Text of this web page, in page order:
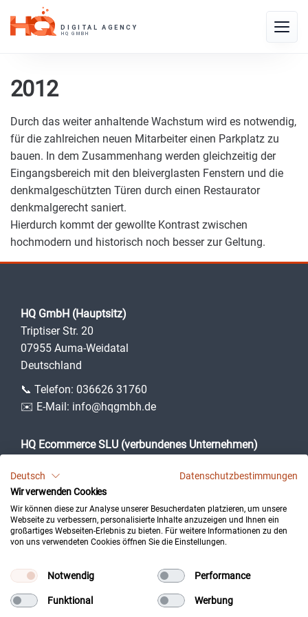
Toggle
2012
Durch das weiter anhaltende Wachstum wird es notwendig,
für die zahlreichen neuen Mitarbeiter einen Parkplatz zu
bauen. In dem Zusammenhang werden gleichzeitig der
Eingangsbereich mit den bleiverglasten Fenstern und die
denkmalgeschützten Türen durch einen Restaurator
denkmalgerecht saniert.
Hierdurch kommt der gewollte Kontrast zwischen
hochmodern und historisch noch besser zur Geltung.
HQ GmbH (Hauptsitz)
Triptiser Str. 20
07955 Auma-Weidatal
Deutschland
📞 Telefon: 036626 31760
✉️ E-Mail: info@hqgmbh.de
HQ Ecommerce SLU (verbundenes Unternehmen)
07360 Lloseta (Illes Balears)
Spanien
Impressum
Kontakt
Cookie-Einstellungen
Deutsch
Datenschutzbestimmungen
Wir verwenden Cookies
Wir können diese zur Analyse unserer Besucherdaten platzieren, um unsere
Webseite zu verbessern, personalisierte Inhalte anzuzeigen und Ihnen ein
großartiges Webseiten-Erlebnis zu bieten. Für weitere Informationen zu den
von uns verwendeten Cookies öffnen Sie die Einstellungen.
Notwendig Performance
Funktional Werbung